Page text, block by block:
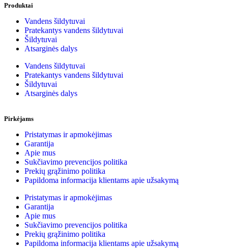
Produktai
Vandens šildytuvai
Pratekantys vandens šildytuvai
Šildytuvai
Atsarginės dalys
Vandens šildytuvai
Pratekantys vandens šildytuvai
Šildytuvai
Atsarginės dalys
Pirkėjams
Pristatymas ir apmokėjimas
Garantija
Apie mus
Sukčiavimo prevencijos politika
Prekių grąžinimo politika
Papildoma informacija klientams apie užsakymą
Pristatymas ir apmokėjimas
Garantija
Apie mus
Sukčiavimo prevencijos politika
Prekių grąžinimo politika
Papildoma informacija klientams apie užsakymą